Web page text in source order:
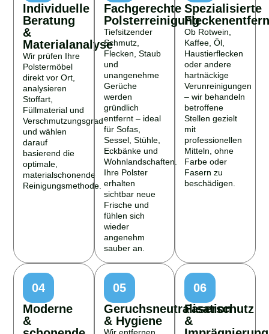
Individuelle
Beratung
&
Materialanalyse
Wir prüfen Ihre
Polstermöbel
direkt vor Ort,
analysieren
Stoffart,
Füllmaterial und
Verschmutzungsgrad
und wählen
darauf
basierend die
optimale,
materialschonende
Reinigungsmethode.
Fachgerechte
Polsterreinigung
Tiefsitzender
Schmutz,
Flecken, Staub
und
unangenehme
Gerüche
werden
gründlich
entfernt – ideal
für Sofas,
Sessel, Stühle,
Eckbänke und
Wohnlandschaften.
Ihre Polster
erhalten
sichtbar neue
Frische und
fühlen sich
wieder
angenehm
sauber an.
Spezialisierte
Ob Rotwein,
Kaffee, Öl,
Haustierflecken
oder andere
hartnäckige
Verunreinigungen
– wir behandeln
betroffene
Stellen gezielt
mit
professionellen
Mitteln, ohne
Farbe oder
Fasern zu
beschädigen.
04
Moderne
&
05
Geruchsneutralisation
& Hygiene
Wir entfernen
06
Faserschutz
&